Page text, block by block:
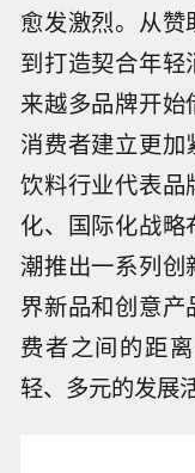
愈发激烈。从
到打造契合年
来越多品牌开
消费者建立更
饮料行业代表
化、国际化战
潮推出一系列
界新品和创意
费者之间的距
轻、多元的发展